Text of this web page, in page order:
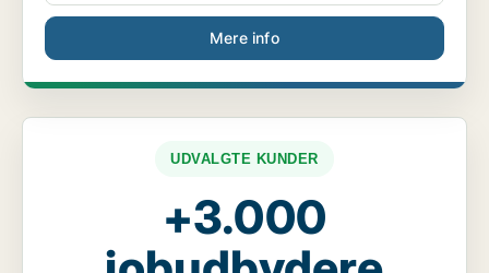
Mere info
UDVALGTE KUNDER
+3.000